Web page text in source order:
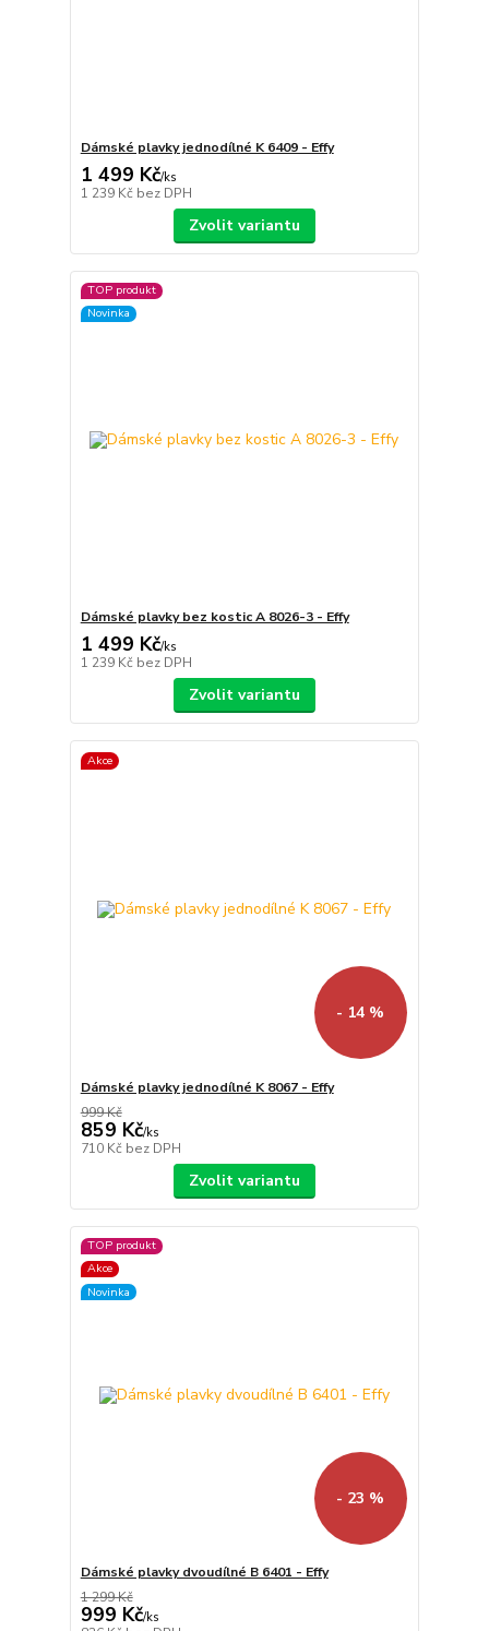
Dámské plavky jednodílné K 6409 - Effy
1 499 Kč/ks
1 239 Kč bez DPH
Zvolit variantu
TOP produkt
Novinka
Dámské plavky bez kostic A 8026-3 - Effy
1 499 Kč/ks
1 239 Kč bez DPH
Zvolit variantu
Akce
- 14 %
Dámské plavky jednodílné K 8067 - Effy
999 Kč
859 Kč/ks
710 Kč bez DPH
Zvolit variantu
TOP produkt
Akce
Novinka
- 23 %
Dámské plavky dvoudílné B 6401 - Effy
1 299 Kč
999 Kč/ks